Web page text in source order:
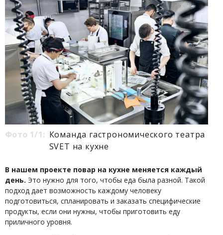
Фото 1/1: Команда гастрономического театра
SVET на кухне
В нашем проекте повар на кухне меняется каждый
день. Это нужно для того, чтобы еда была разной. Такой
подход дает возможность каждому человеку
подготовиться, спланировать и заказать специфические
продукты, если они нужны, чтобы приготовить еду
приличного уровня.